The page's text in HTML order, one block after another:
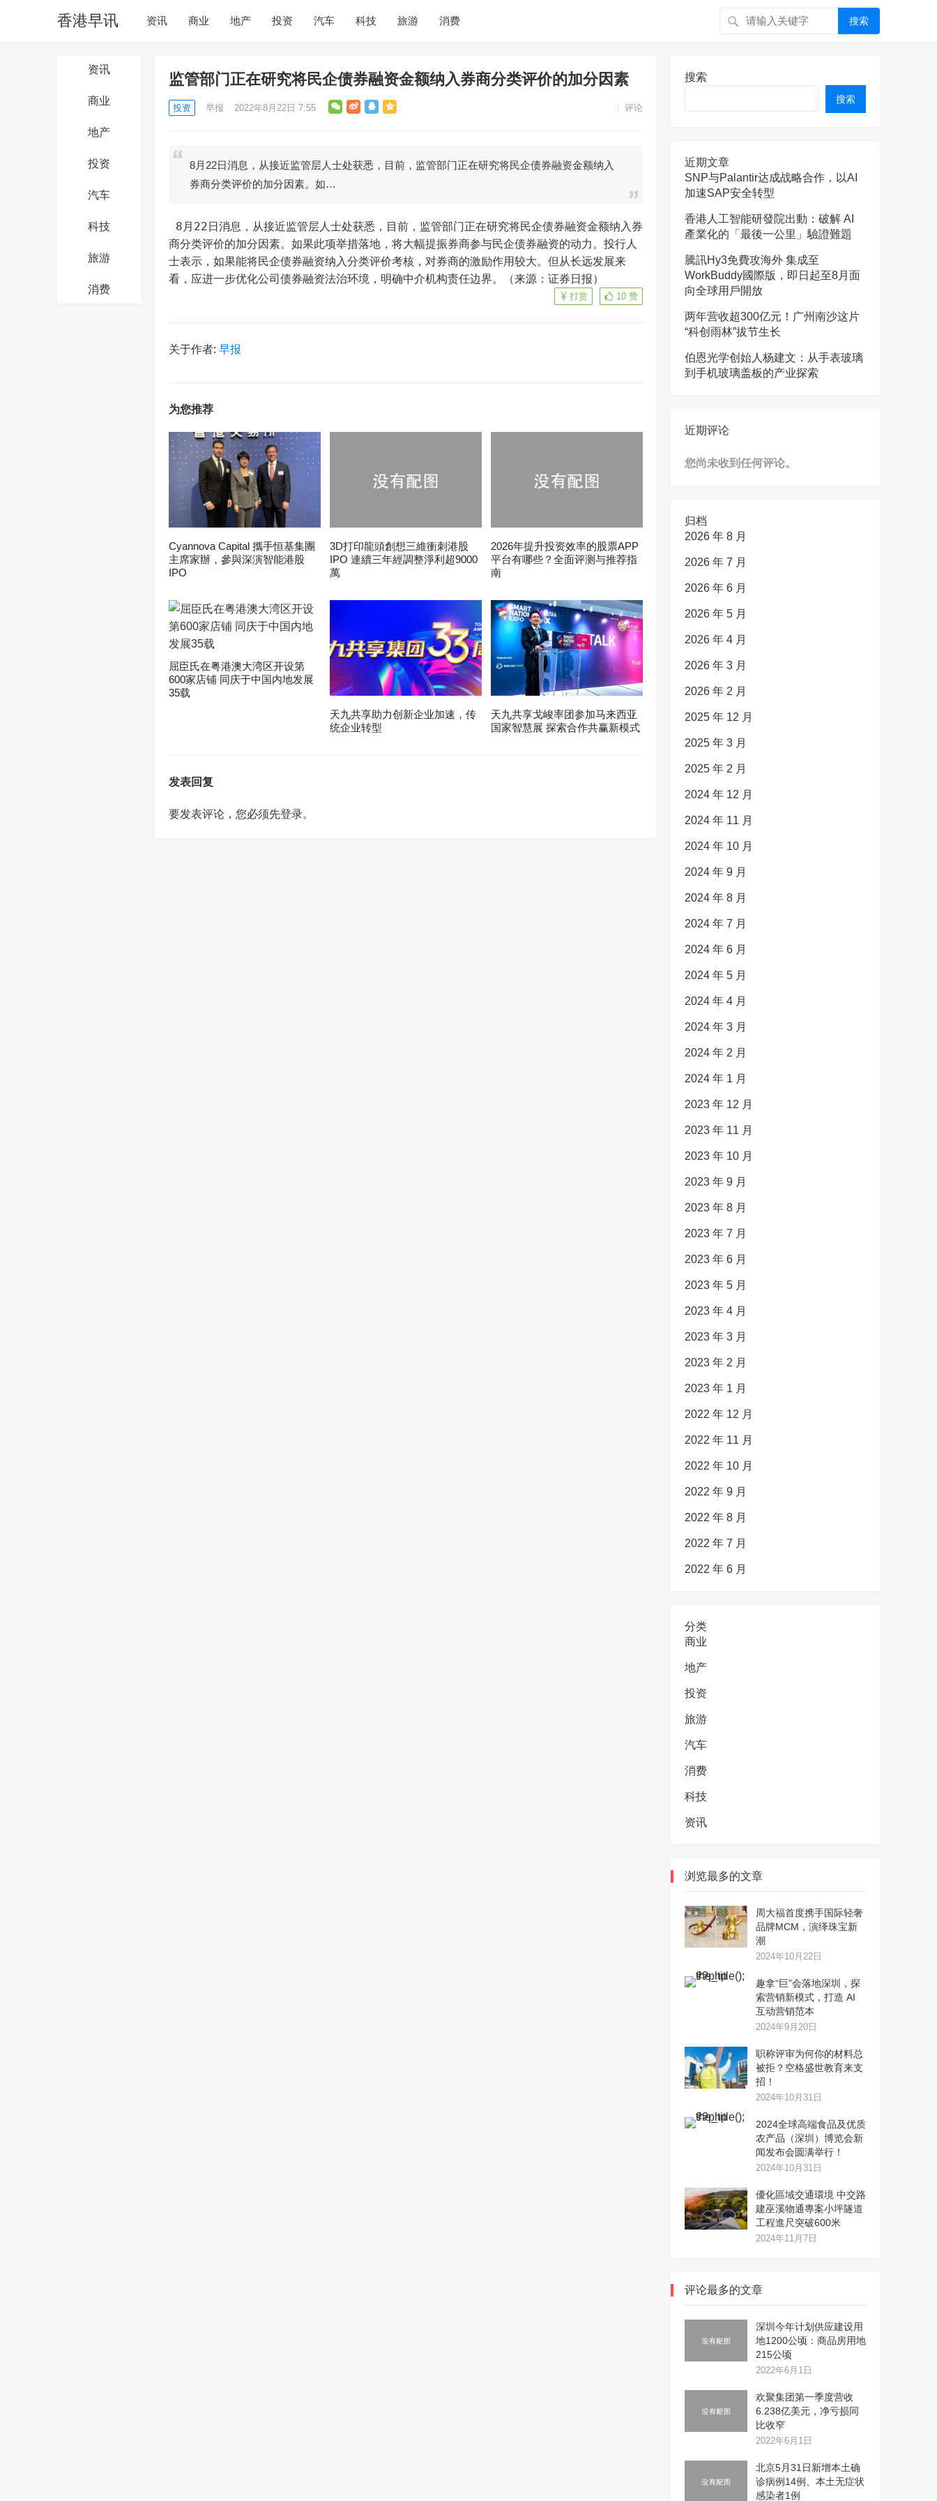
香港早讯 资讯 商业 地产 投资 汽车 科技 旅游 消费 搜索
资讯
商业
地产
投资
汽车
科技
旅游
消费
监管部门正在研究将民企债券融资金额纳入券商分类评价的加分因素
投资 早报 2022年8月22日 7:55 评论
8月22日消息，从接近监管层人士处获悉，目前，监管部门正在研究将民企债券融资金额纳入
券商分类评价的加分因素。如…
商分类评价的加分因素。如果此项举措落地，将大幅提振券商参与民企债券融资的动力。投行人
士表示，如果能将民企债券融资纳入分类评价考核，对券商的激励作用较大。但从长远发展来
看，应进一步优化公司债券融资法治环境，明确中介机构责任边界。（来源：证券日报）
10 赞
打赏
关于作者: 早报
为您推荐
Cyannova Capital 攜手恒基集團
主席家辦，參與深演智能港股
IPO
3D打印龍頭創想三維衝刺港股
IPO 連續三年經調整淨利超9000
萬
2026年提升投资效率的股票APP
平台有哪些？全面评测与推荐指
南
屈臣氏在粤港澳大湾区开设第
600家店铺 同庆于中国内地发展
35载
天九共享助力创新企业加速，传
统企业转型
天九共享戈峻率团参加马来西亚
国家智慧展 探索合作共赢新模式
发表回复
要发表评论，您必须先登录。
搜索
搜索
近期文章
SNP与Palantir达成战略合作，以AI
加速SAP安全转型
香港人工智能研發院出動：破解 AI
產業化的「最後一公里」驗證難題
騰訊Hy3免費攻海外 集成至
WorkBuddy國際版，即日起至8月面
向全球用戶開放
两年营收超300亿元！广州南沙这片
“科创雨林”拔节生长
伯恩光学创始人杨建文：从手表玻璃
到手机玻璃盖板的产业探索
近期评论
您尚未收到任何评论。
归档
2026 年 8 月
2026 年 7 月
2026 年 6 月
2026 年 5 月
2026 年 4 月
2026 年 3 月
2026 年 2 月
2025 年 12 月
2025 年 3 月
2025 年 2 月
2024 年 12 月
2024 年 11 月
2024 年 10 月
2024 年 9 月
2024 年 8 月
2024 年 7 月
2024 年 6 月
2024 年 5 月
2024 年 4 月
2024 年 3 月
2024 年 2 月
2024 年 1 月
2023 年 12 月
2023 年 11 月
2023 年 10 月
2023 年 9 月
2023 年 8 月
2023 年 7 月
2023 年 6 月
2023 年 5 月
2023 年 4 月
2023 年 3 月
2023 年 2 月
2023 年 1 月
2022 年 12 月
2022 年 11 月
2022 年 10 月
2022 年 9 月
2022 年 8 月
2022 年 7 月
2022 年 6 月
分类
商业
地产
投资
旅游
汽车
消费
科技
资讯
浏览最多的文章
周大福首度携手国际轻奢
品牌MCM，演绎珠宝新
潮
2024年10月22日
趣拿“巨”会落地深圳，探
索营销新模式，打造 AI
互动营销范本
2024年9月20日
职称评审为何你的材料总
被拒？空格盛世教育来支
招！
2024年10月31日
2024全球高端食品及优质
农产品（深圳）博览会新
闻发布会圆满举行！
2024年10月31日
優化區域交通環境 中交路
建巫溪物通專案小坪隧道
工程進尺突破600米
2024年11月7日
评论最多的文章
深圳今年计划供应建设用
地1200公顷：商品房用地
215公顷
2022年6月1日
欢聚集团第一季度营收
6.238亿美元，净亏损同
比收窄
2022年6月1日
北京5月31日新增本土确
诊病例14例、本土无症状
感染者1例